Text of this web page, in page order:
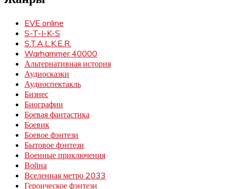
EVE online
S-T-I-K-S
S.T.A.L.K.E.R.
Warhammer 40000
Альтернативная история
Аудиосказки
Аудиоспектакль
Бизнес
Биографии
Боевая фантастика
Боевик
Боевое фэнтези
Бытовое фэнтези
Военные приключения
Война
Вселенная метро 2033
Героическое фэнтези